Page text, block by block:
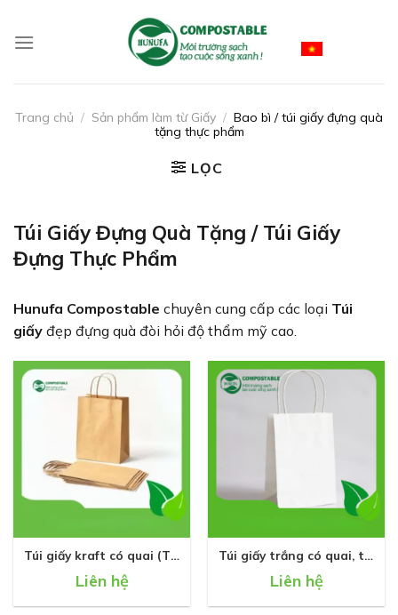
content
Trang chủ / Sản phẩm làm từ Giấy / Bao bì / túi giấy đựng quà
tặng thực phẩm
LỌC
Túi Giấy Đựng Quà Tặng / Túi Giấy
Đựng Thực Phẩm
Hunufa Compostable chuyên cung cấp các loại Túi
giấy đẹp đựng quà đòi hỏi độ thẩm mỹ cao.
Túi giấy kraft có quai (Túi
Liên hệ
Túi giấy trắng có quai, túi
Liên hệ